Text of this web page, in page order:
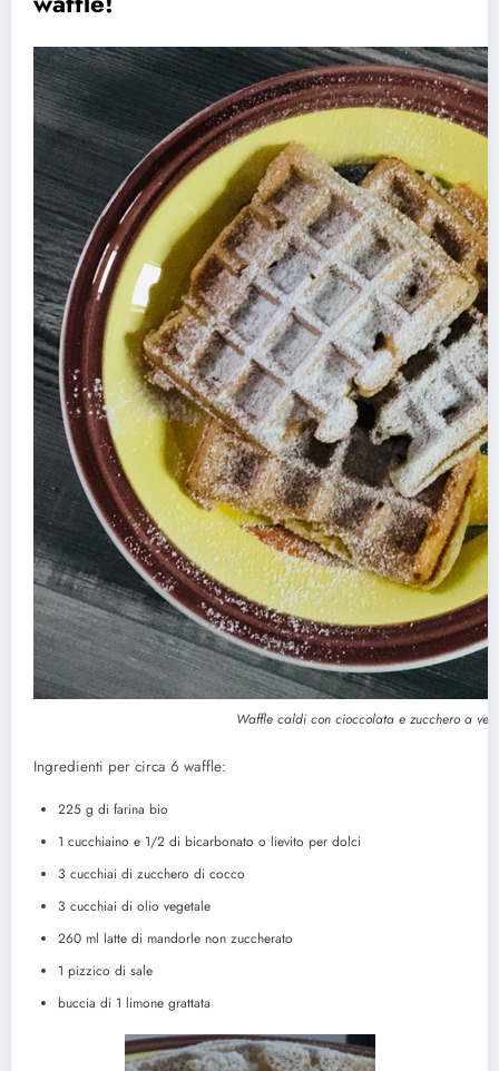
Waffle caldi con cioccolata e zucchero a velo
Ingredienti per circa 6 waffle:
225 g di farina bio
1 cucchiaino e 1/2 di bicarbonato o lievito per dolci
3 cucchiai di zucchero di cocco
3 cucchiai di olio vegetale
260 ml latte di mandorle non zuccherato
1 pizzico di sale
buccia di 1 limone grattata